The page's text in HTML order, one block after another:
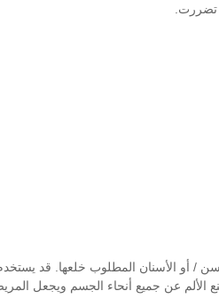
تضررت.
/ أو الأسنان المطلوب خلعها. قد
الألم عن جميع أنحاء الجسم ويجعل